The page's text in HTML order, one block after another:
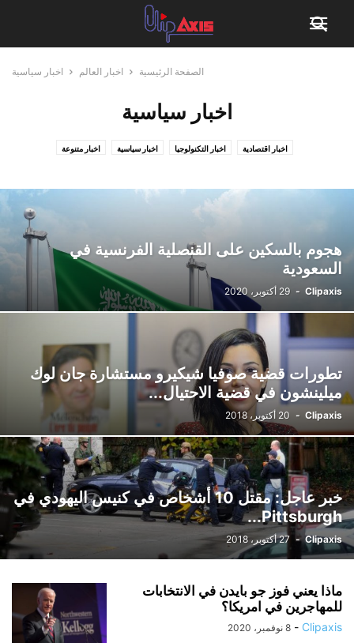
الصفحة الرئيسية اخبار العالم اخبار سياسية
اخبار سياسية
اخبار اقتصادية اخبار التكنولوجيا اخبار سياسية اخبار متنوعة
هجوم بالسكين على القنصلية الفرنسية في
السعودية
Clipaxis
- 29 أكتوبر، 2020
تطورات قضية صوفيا شيكيرو مستشارة جان لوك
ميلينشون في قضية الاحتيال...
Clipaxis
- 20 أكتوبر، 2018
خبر عاجل: مقتل 10 أشخاص في كنيس اليهودي في
Pittsburgh...
Clipaxis
- 27 أكتوبر، 2018
ماذا يعني فوز جو بايدن في الانتخابات
للمهاجرين في امريكا؟
Clipaxis
- 8 نوفمبر، 2020